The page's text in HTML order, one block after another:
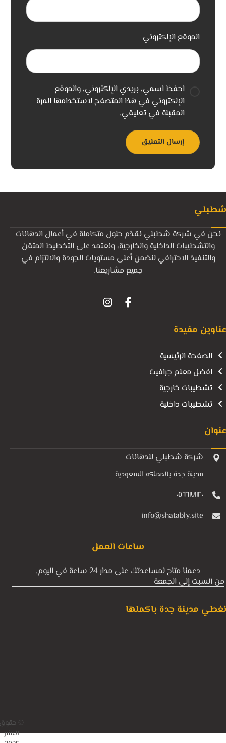
الموقع الإلكتروني
احفظ اسمي، بريدي الإلكتروني، والموقع
الإلكتروني في هذا المتصفح لاستخدامها المرة
المقبلة في تعليقي.
شطبلي
نحن في شركة شطبلي نقدّم حلول متكاملة في أعمال الدهانات
والتشطيبات الداخلية والخارجية، ونعتمد على التخطيط المتقن
والتنفيذ الاحترافي لنضمن أعلى مستويات الجودة والالتزام في
جميع مشاريعنا.
عناوين مفيدة
الصفحة الرئيسية
افضل معلم جرافيت
تشطيبات خارجية
تشطيبات داخلية
عنوان
شركة شطبلي للدهانات
مدينة جدة بالمملكه السعودية
٠٥٦٦١٧١١٢٠
info@shatably.site
ساعات العمل
دعمنا متاح لمساعدتك على مدار 24 ساعة في اليوم.
من السبت إلى الجمعة
نغطي مدينة جدة باكملها
©
النشر